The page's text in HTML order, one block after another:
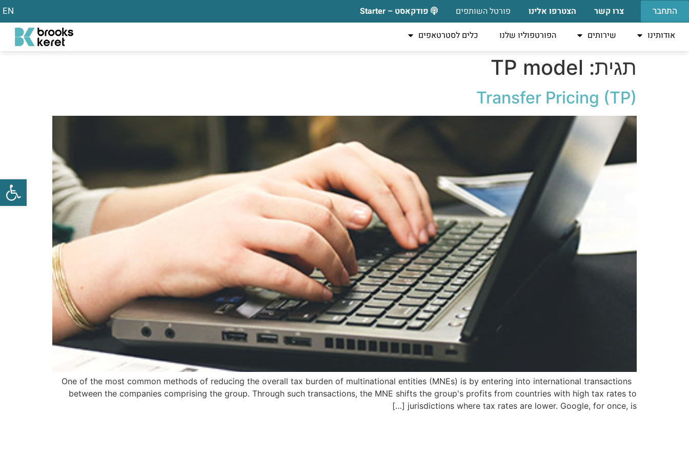
התחבר צרו קשר הצטרפו אלינו פורטל השותפים פודקאסט – Starter EN
אודותינו שירותים הפורטפוליו שלנו כלים לסטרטאפים
תגית: TP model
Transfer Pricing (TP)
One of the most common methods of reducing the overall tax burden of multinational entities (MNEs) is by entering into international transactions
between the companies comprising the group. Through such transactions, the MNE shifts the group's profits from countries with high tax rates to
jurisdictions where tax rates are lower. Google, for once, is […]